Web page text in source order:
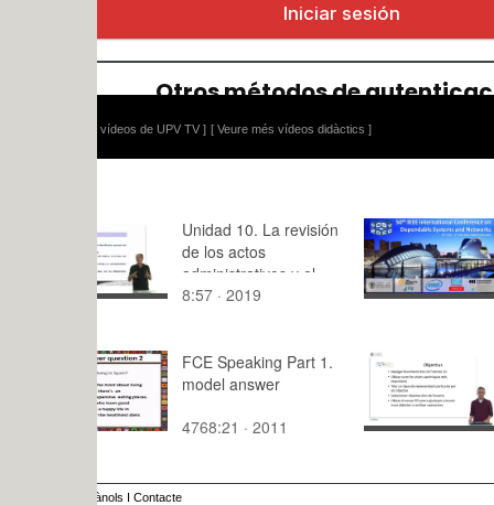
vídeos de UPV TV ] [ Veure més vídeos didàctics ]
Unidad 10. La revisión
de los actos
administrativos y el
sistema de recursos
8:57 · 2019
Reliability
Edge
1:52 · 2020
FCE Speaking Part 1.
model answer
4768:21 · 2011
Blender:
l'entorn
10:41 ·